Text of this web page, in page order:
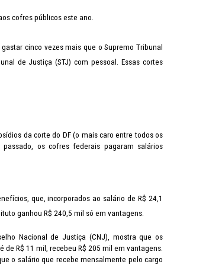
cofres públicos este ano.
cinco vezes mais que o Supremo Tribunal
de Justiça (STJ) com pessoal. Essas cortes
da corte do DF (o mais caro entre todos os
os cofres federais pagaram salários
que, incorporados ao salário de R$ 24,1
ganhou R$ 240,5 mil só em vantagens.
Nacional de Justiça (CNJ), mostra que os
R$ 11 mil, recebeu R$ 205 mil em vantagens.
o salário que recebe mensalmente pelo cargo